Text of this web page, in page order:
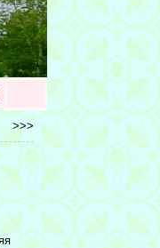
>>>